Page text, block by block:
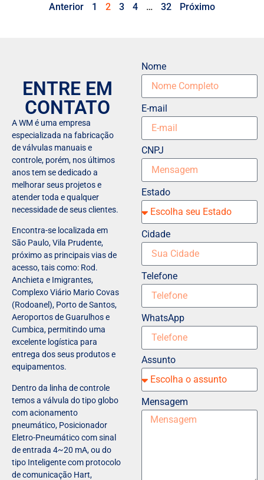
Anterior 1 2 3 4 … 32 Próximo
ENTRE EM
CONTATO
A WM é uma empresa
especializada na fabricação
de válvulas manuais e
controle, porém, nos últimos
anos tem se dedicado a
melhorar seus projetos e
atender toda e qualquer
necessidade de seus clientes.
Encontra-se localizada em
São Paulo, Vila Prudente,
próximo as principais vias de
acesso, tais como: Rod.
Anchieta e Imigrantes,
Complexo Viário Mario Covas
(Rodoanel), Porto de Santos,
Aeroportos de Guarulhos e
Cumbica, permitindo uma
excelente logística para
entrega dos seus produtos e
equipamentos.
Dentro da linha de controle
temos a válvula do tipo globo
com acionamento
pneumático, Posicionador
Eletro-Pneumático com sinal
de entrada 4~20 mA, ou do
tipo Inteligente com protocolo
de comunicação Hart,
Nome
E-mail
CNPJ
Estado
Cidade
Telefone
WhatsApp
Assunto
Mensagem